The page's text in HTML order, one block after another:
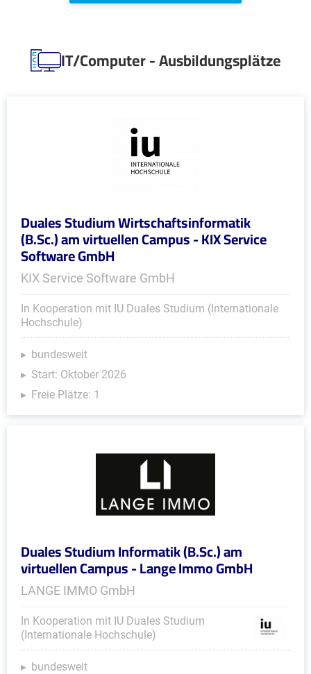
IT/Computer - Ausbildungsplätze
Duales Studium Wirtschaftsinformatik
(B.Sc.) am virtuellen Campus - KIX Service
Software GmbH
KIX Service Software GmbH
In Kooperation mit IU Duales Studium (Internationale
Hochschule)
bundesweit
Start: Oktober 2026
Freie Plätze: 1
Duales Studium Informatik (B.Sc.) am
virtuellen Campus - Lange Immo GmbH
LANGE IMMO GmbH
In Kooperation mit IU Duales Studium
(Internationale Hochschule)
bundesweit